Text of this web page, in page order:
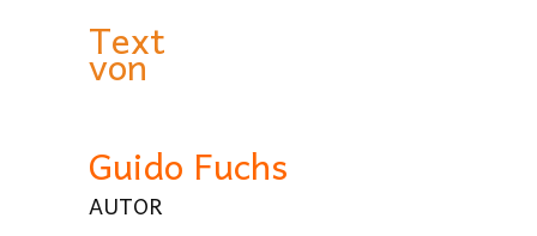
Text
von
Guido Fuchs
AUTOR